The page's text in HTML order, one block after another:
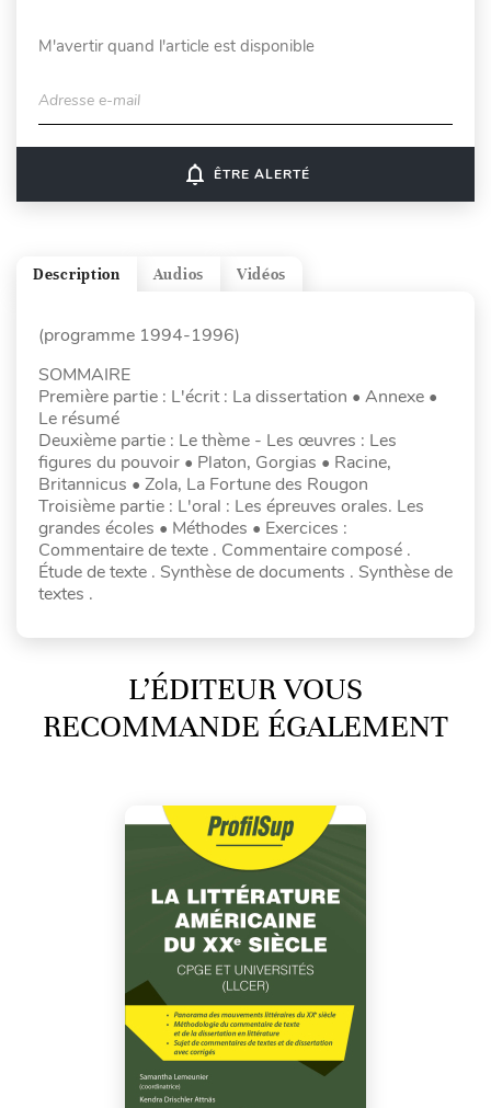
M'avertir quand l'article est disponible
Adresse e-mail
notifications_none ÊTRE ALERTÉ
Vidéos
Audios
Description
(programme 1994-1996)
SOMMAIRE
Première partie : L'écrit : La dissertation • Annexe •
Le résumé
Deuxième partie : Le thème - Les œuvres : Les
figures du pouvoir • Platon, Gorgias • Racine,
Britannicus • Zola, La Fortune des Rougon
Troisième partie : L'oral : Les épreuves orales. Les
grandes écoles • Méthodes • Exercices :
Commentaire de texte . Commentaire composé .
Étude de texte . Synthèse de documents . Synthèse de
textes .
L’ÉDITEUR VOUS
RECOMMANDE ÉGALEMENT